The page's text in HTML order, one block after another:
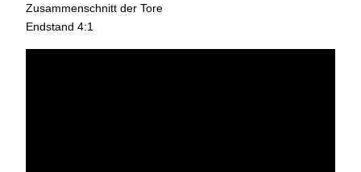
Zusammenschnitt der Tore
Endstand 4:1